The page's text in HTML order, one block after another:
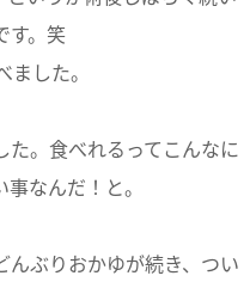
す。笑
した。
た。食べれるってこんなに
なんだ！と。
んぶりおかゆが続き、つい